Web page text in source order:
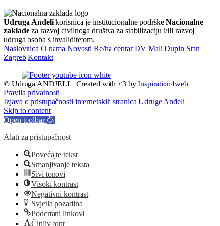
Udruga Anđeli korisnica je institucionalne podrške Nacionalne
zaklade za razvoj civilnoga društva za stabilizaciju i/ili razvoj
udruga osoba s invaliditetom.
Naslovnica O nama Novosti Re/ha centar DV Mali Dupin Stan
Zagreb Kontakt
© Udruga ANDJELI - Created with <3 by Inspiration4web
Pravila privatnosti
Izjava o pristupačnosti internetskih stranica Udruge Anđeli
Skip to content
Open toolbar
Alati za pristupačnost
Povećajte tekst
Smanjivanje teksta
Sivi tonovi
Visoki kontrast
Negativni kontrast
Svjetla pozadina
Podcrtani linkovi
Čitljiv font